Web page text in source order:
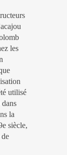
les
utilisé
dans
la
siècle,